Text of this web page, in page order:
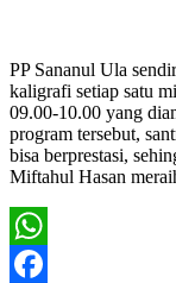
PP Sananul Ula
kaligrafi setiap satu
09.00-10.00 yang
program tersebut,
bisa berprestasi,
Miftahul Hasan
WhatsApp